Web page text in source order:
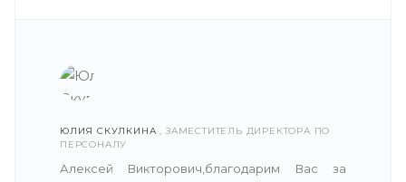
ЮЛИЯ СКУЛКИНА , ЗАМЕСТИТЕЛЬ ДИРЕКТОРА ПО
ПЕРСОНАЛУ
Алексей Викторович,благодарим Вас за